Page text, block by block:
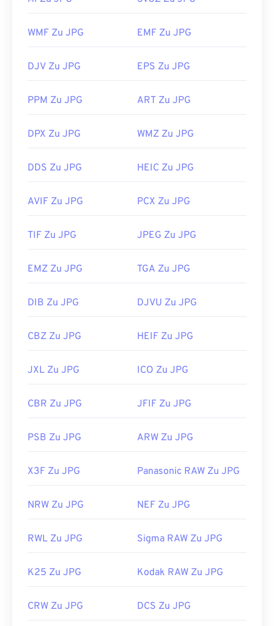
Chrome
, Microsoft-Anwendungen wie
Ändern der Größe von JPEG-Bildern unser Tool
Entwickelt von:
Joint Photographic Experts Group
Erstveröffentlichung:
18. September 1992
Verwenden Sie unseren
Farbwähler,um Farben aus
WMF Zu JPG EMF Zu JPG
DJV Zu JPG EPS Zu JPG
PPM Zu JPG ART Zu JPG
DPX Zu JPG WMZ Zu JPG
DDS Zu JPG HEIC Zu JPG
AVIF Zu JPG PCX Zu JPG
TIF Zu JPG JPEG Zu JPG
EMZ Zu JPG TGA Zu JPG
DIB Zu JPG DJVU Zu JPG
CBZ Zu JPG HEIF Zu JPG
JXL Zu JPG ICO Zu JPG
CBR Zu JPG JFIF Zu JPG
PSB Zu JPG ARW Zu JPG
X3F Zu JPG Panasonic RAW Zu JPG
NRW Zu JPG NEF Zu JPG
RWL Zu JPG Sigma RAW Zu JPG
K25 Zu JPG Kodak RAW Zu JPG
CRW Zu JPG DCS Zu JPG